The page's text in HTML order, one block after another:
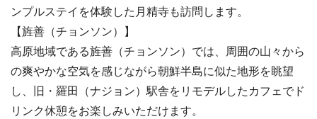
ンプルステイを体験した月精寺も訪問します。
【旌善（チョンソン）】
高原地域である旌善（チョンソン）では、周囲の山々から
の爽やかな空気を感じながら朝鮮半島に似た地形を眺望
し、旧・羅田（ナジョン）駅舎をリモデルしたカフェでド
リンク休憩をお楽しみいただけます。